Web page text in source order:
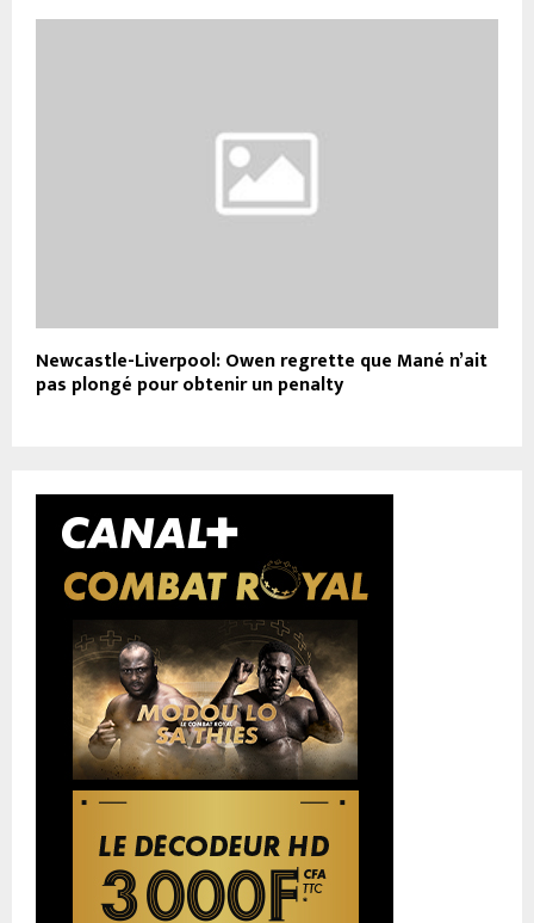
Newcastle-Liverpool: Owen regrette que Mané n’ait
pas plongé pour obtenir un penalty